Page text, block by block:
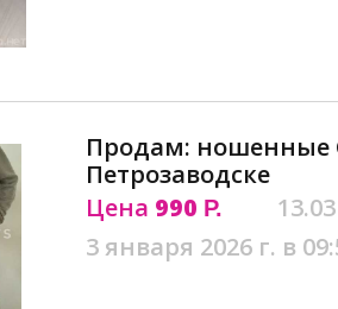
Продам: ношенные
Петрозаводске
Цена 990 Р.
3 января 2026 г. в